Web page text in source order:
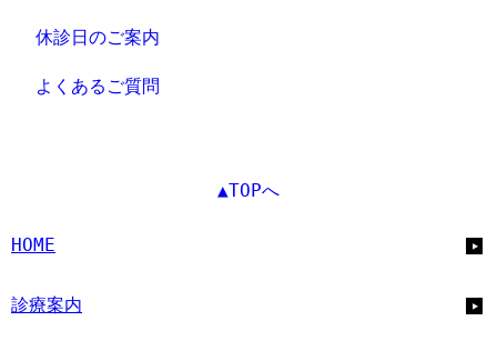
休診日のご案内
よくあるご質問
▲TOPへ
HOME
診療案内